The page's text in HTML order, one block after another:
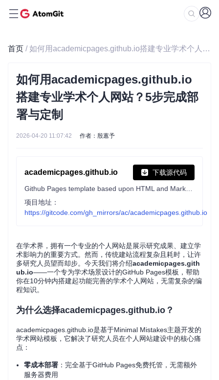
首页 / 如何用academicpages.github.io搭建专业学术个人网站？5步完成部署与定制
如何用academicpages.github.io
搭建专业学术个人网站？5步完成部
署与定制
2026-04-20 11:07:42 作者：殷蕙予
academicpages.github.io 下载源代码
项目地址：
https://gitcode.com/gh_mirrors/ac/academicpages.github.io
在学术界，拥有一个专业的个人网站是展示研究成果、建立学
术影响力的重要方式。然而，传统建站流程复杂且耗时，让许
多研究人员望而却步。今天我们将介绍academicpages.gith
ub.io——一个专为学术场景设计的GitHub Pages模板，帮助
你在10分钟内搭建起功能完善的学术个人网站，无需复杂的编
程知识。
为什么选择academicpages.github.io？
academicpages.github.io是基于Minimal Mistakes主题开发的
学术网站模板，它解决了研究人员在个人网站建设中的核心痛
点：
零成本部署 ：完全基于GitHub Pages免费托管，无需额外
服务器费用